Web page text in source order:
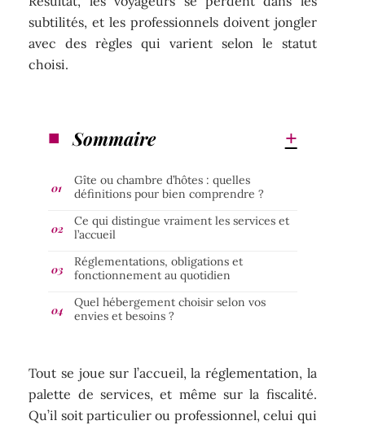
subtilités, et les professionnels doivent jongler
avec des règles qui varient selon le statut
choisi.
Sommaire
Gîte ou chambre d’hôtes : quelles
définitions pour bien comprendre ?
Ce qui distingue vraiment les services et
l’accueil
Réglementations, obligations et
fonctionnement au quotidien
Quel hébergement choisir selon vos
envies et besoins ?
Tout se joue sur l’accueil, la réglementation, la
palette de services, et même sur la fiscalité.
Qu’il soit particulier ou professionnel, celui qui